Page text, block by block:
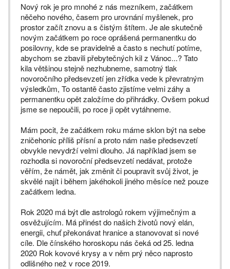
Nový rok je pro mnohé z nás mezníkem, začátkem
něčeho nového, časem pro urovnání myšlenek, pro
prostor začít znovu a s čistým štítem. Je ale skutečně
novým začátkem po roce oprášená permanentku do
posilovny, kde se pravidelně a často s nechutí potíme,
abychom se zbavili přebytečných kil z Vánoc...? Tato
kila většinou stejně nezhubneme, samotný tlak
novoročního předsevzetí jen zřídka vede k převratným
výsledkům, To ostantě často zjistíme velmi záhy a
permanentku opět založíme do přihrádky. Ovšem pokud
jsme se nepoučili, po roce ji opět vytáhneme.
Mám pocit, že začátkem roku máme sklon být na sebe
zničehonic příliš přísní a proto nám naše předsevzetí
obvykle nevydrží velmi dlouho. Já například jsem se
rozhodla si novoroční předsevzetí nedávat, protože
věřím, že námět, jak změnit či poupravit svůj život, je
skvělé najít i během jakéhokoli jiného měsíce než pouze
začátkem ledna.
Rok 2020 má být dle astrologů rokem výjimečným a
osvěžujícím. Má přinést do našich životů nový elán,
energii, chuť překonávat hranice a stanovovat si nové
cíle. Dle čínského horoskopu nás čeká od 25. ledna
2020 Rok kovové krysy a v něm prý něco naprosto
odlišného než v roce 2019.